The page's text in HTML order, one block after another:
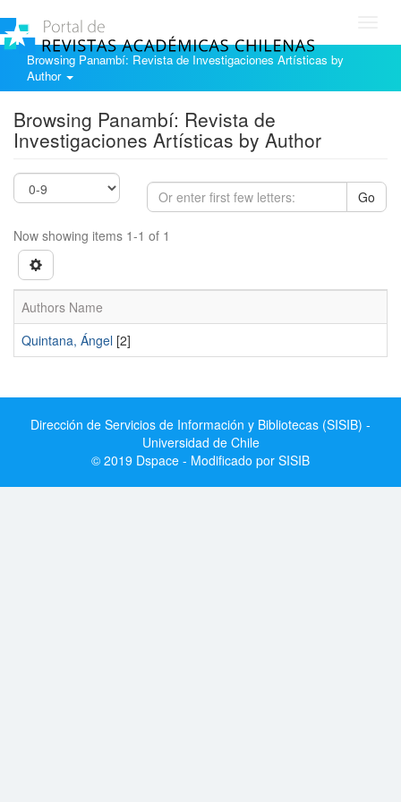
Browsing Panambí: Revista de Investigaciones Artísticas by
Author
Browsing Panambí: Revista de
Investigaciones Artísticas by Author
Go
Now showing items 1-1 of 1
Authors Name
Quintana, Ángel [2]
Dirección de Servicios de Información y Bibliotecas (SISIB) -
Universidad de Chile
© 2019 Dspace - Modificado por SISIB